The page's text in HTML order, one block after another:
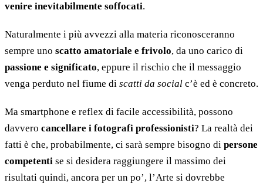
venire inevitabilmente soffocati.
Naturalmente i più avvezzi alla materia riconosceranno
sempre uno scatto amatoriale e frivolo, da uno carico di
passione e significato, eppure il rischio che il messaggio
venga perduto nel fiume di scatti da social c’è ed è concreto.
Ma smartphone e reflex di facile accessibilità, possono
davvero cancellare i fotografi professionisti? La realtà dei
fatti è che, probabilmente, ci sarà sempre bisogno di persone
competenti se si desidera raggiungere il massimo dei
risultati quindi, ancora per un po’, l’Arte si dovrebbe